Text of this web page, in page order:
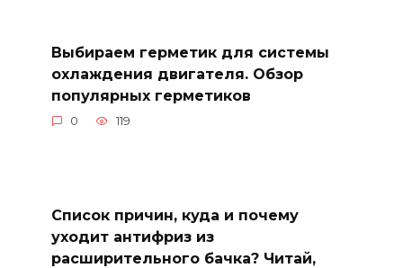
Выбираем герметик для системы
охлаждения двигателя. Обзор
популярных герметиков
0 119
Список причин, куда и почему
уходит антифриз из
расширительного бачка? Читай,